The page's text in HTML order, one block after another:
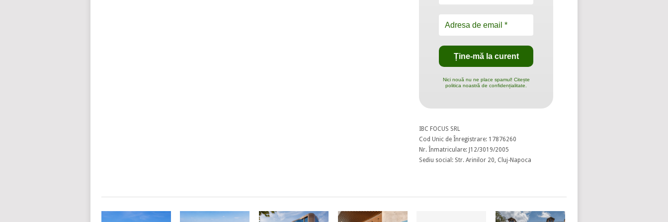
Nici nouă nu ne place spamul! Citește
politica noastră de confidențialitate.
IBC FOCUS SRL
Cod Unic de Înregistrare: 17876260
Nr. Înmatriculare: J12/3019/2005
Sediu social: Str. Arinilor 20, Cluj-Napoca